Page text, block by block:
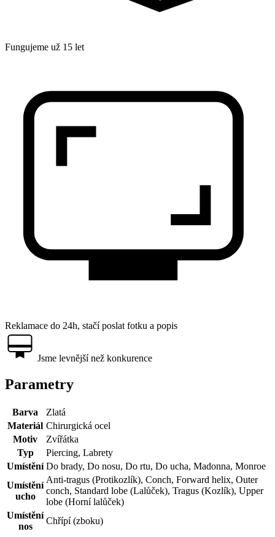
Fungujeme už 15 let
Reklamace do 24h, stačí poslat fotku a popis
Jsme levnější než konkurence
Parametry
Barva
Zlatá
Materiál Chirurgická ocel
Motiv
Zvířátka
Typ
Piercing, Labrety
Umístění Do brady, Do nosu, Do rtu, Do ucha, Madonna, Monroe
Umístění
ucho
Anti-tragus (Protikozlík), Conch, Forward helix, Outer
conch, Standard lobe (Lalůček), Tragus (Kozlík), Upper
lobe (Horní lalůček)
Umístění
nos
Chřípí (zboku)